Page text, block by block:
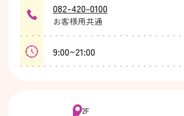
082-420-0100
お客様用共通
9:00~21:00
2F